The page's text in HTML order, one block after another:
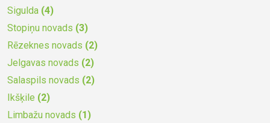
Sigulda (4)
Stopiņu novads (3)
Rēzeknes novads (2)
Jelgavas novads (2)
Salaspils novads (2)
Ikšķile (2)
Limbažu novads (1)